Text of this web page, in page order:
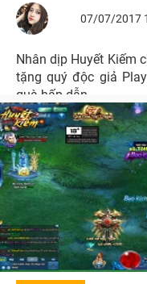
07/07/2017
Nhân dịp Huyết Kiếm
tặng quý độc giả
quà hấp dẫn.